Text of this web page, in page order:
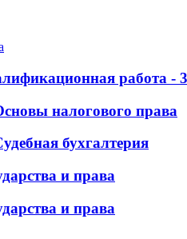
работа -
налогового права
бухгалтерия
и права
и права